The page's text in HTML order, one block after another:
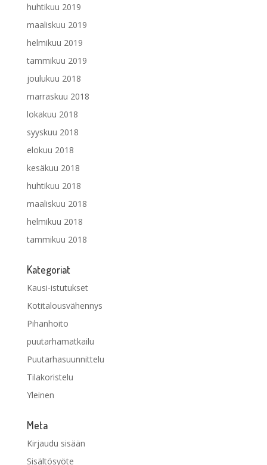
huhtikuu 2019
maaliskuu 2019
helmikuu 2019
tammikuu 2019
joulukuu 2018
marraskuu 2018
lokakuu 2018
syyskuu 2018
elokuu 2018
kesäkuu 2018
huhtikuu 2018
maaliskuu 2018
helmikuu 2018
tammikuu 2018
Kategoriat
Kausi-istutukset
Kotitalousvähennys
Pihanhoito
puutarhamatkailu
Puutarhasuunnittelu
Tilakoristelu
Yleinen
Meta
Kirjaudu sisään
Sisältösyöte